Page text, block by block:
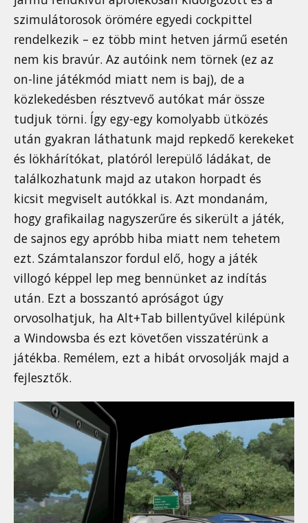
szimulátorosok örömére egyedi cockpittel
rendelkezik – ez több mint hetven jármű esetén
nem kis bravúr. Az autóink nem törnek (ez az
on-line játékmód miatt nem is baj), de a
közlekedésben résztvevő autókat már össze
tudjuk törni. Így egy-egy komolyabb ütközés
után gyakran láthatunk majd repkedő kerekeket
és lökhárítókat, platóról lerepülő ládákat, de
találkozhatunk majd az utakon horpadt és
kicsit megviselt autókkal is. Azt mondanám,
hogy grafikailag nagyszerűre és sikerült a játék,
de sajnos egy apróbb hiba miatt nem tehetem
ezt. Számtalanszor fordul elő, hogy a játék
villogó képpel lep meg bennünket az indítás
után. Ezt a bosszantó apróságot úgy
orvosolhatjuk, ha Alt+Tab billentyűvel kilépünk
a Windowsba és ezt követően visszatérünk a
játékba. Remélem, ezt a hibát orvosolják majd a
fejlesztők.